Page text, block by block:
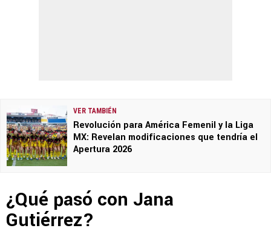
VER TAMBIÉN
Revolución para América Femenil y la Liga
MX: Revelan modificaciones que tendría el
Apertura 2026
¿Qué pasó con Jana
Gutiérrez?